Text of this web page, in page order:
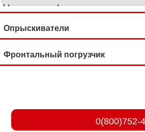
Опрыскиватели
Фронтальный погрузчик
0(800)752-